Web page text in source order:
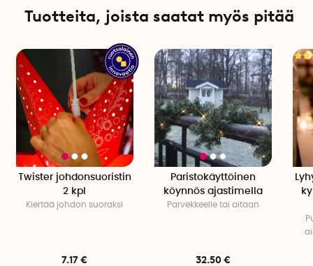
Tuotteita, joista saatat myös pitää
Twister johdonsuoristin
2 kpl
Kiertää johdon suoraksi
7.17 €
Paristokäyttöinen
köynnös ajastimella
Parvekkeelle tai aitaan
32.50 €